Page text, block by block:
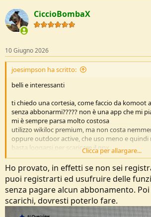
CiccioBombaX
10 Giugno 2026
joesimpson ha scritto:
belli e interessanti
ti chiedo una cortesia, come faccio da komoot
senza abbonarmi????? non è una app che mi
mi è sempre parsa molto costosa
utilizzo wikiloc premium, ma non costa
oppure outdoor active, che uso meno e
basta loggarsi per scaricare il gpx
i miei invece fanno stancare me, unica cosa
questa stagione, gite dove c'è tanta acqua,
solo per loro, dopo corse e inseguimenti nei
prosciugarmela
e poi bagni a go go
Clicca per allargare...
Ho provato, in effetti se non sei
puoi registrarti ed usufruire delle
senza pagare alcun abbonamento.
scarichi, dovresti poterlo fare.